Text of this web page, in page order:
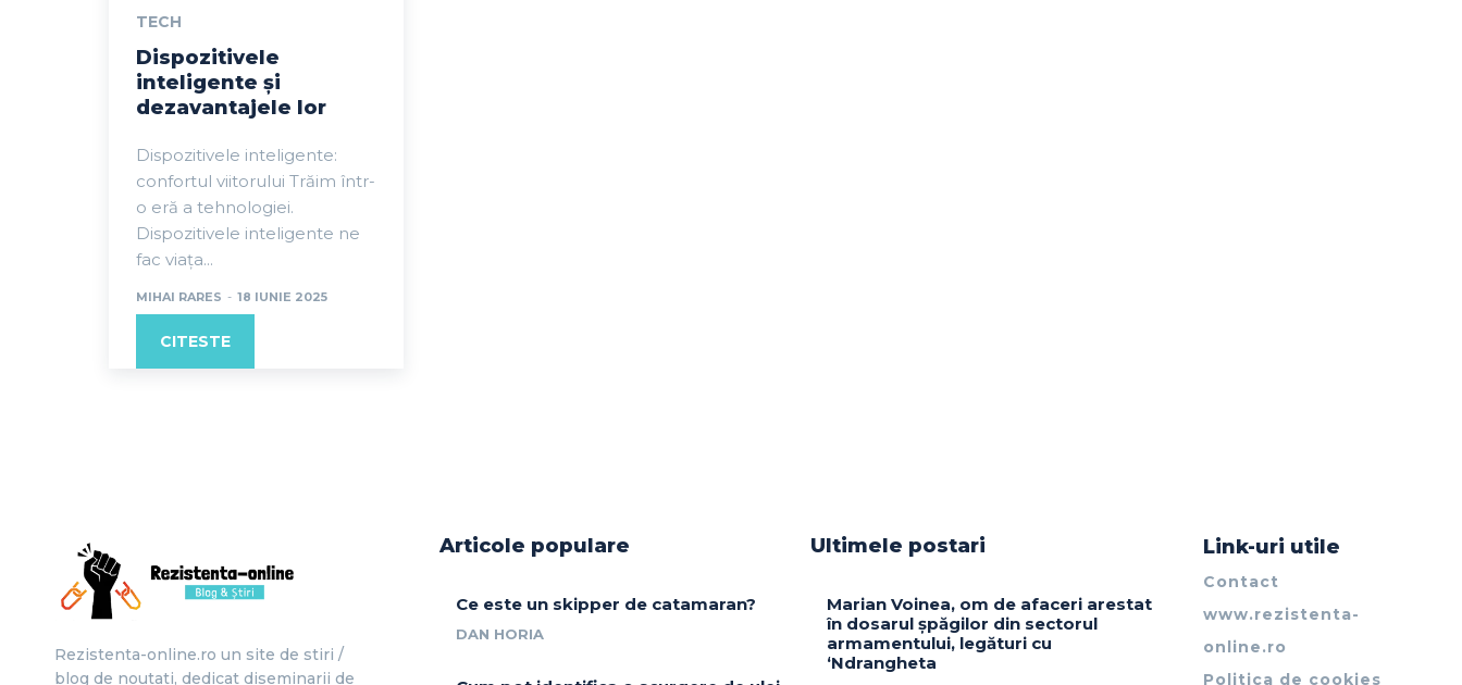
TECH
Dispozitivele
inteligente și
dezavantajele lor
Dispozitivele inteligente:
confortul viitorului Trăim într-
o eră a tehnologiei.
Dispozitivele inteligente ne
fac viața...
MIHAI RARES - 18 IUNIE 2025
CITESTE
Rezistenta-online.ro un site de stiri /
blog de noutati, dedicat diseminarii de
Articole populare
Ce este un skipper de catamaran?
DAN HORIA
Ultimele postari
Marian Voinea, om de afaceri arestat
în dosarul șpăgilor din sectorul
armamentului, legături cu
‘Ndrangheta
Link-uri utile
Contact
www.rezistenta-
online.ro
Politica de cookies